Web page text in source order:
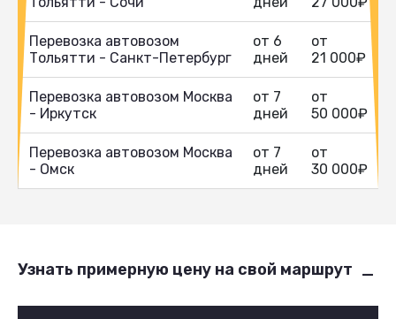
Перевозка автовозом
Тольятти - Санкт-Петербург
от 6
дней
от
21 000₽
Перевозка автовозом Москва
- Иркутск
от 7
дней
от
50 000₽
Перевозка автовозом Москва
- Омск
от 7
дней
от
30 000₽
Узнать примерную цену на свой маршрут